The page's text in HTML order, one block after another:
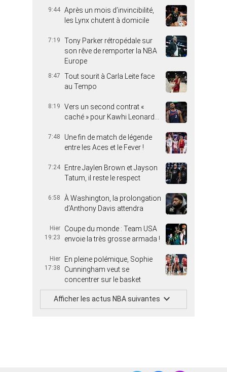
9:44 Après un mois d’invincibilité,
les Lynx chutent à domicile
7:19
Tony Parker rétropédale sur
son rêve de remporter la NBA
Europe
8:47
Tout sourit à Carla Leite face
au Tempo
8:19
Vers un second contrat «
caché » pour Kawhi Leonard…
7:48
Une fin de match de légende
entre les Aces et le Fever !
7:24
Entre Jaylen Brown et Jayson
Tatum, il reste le respect
6:58
À Washington, la prolongation
d’Anthony Davis attendra
Hier
19:23
Coupe du monde : Team USA
envoie la très grosse armada !
Hier
17:38
En pleine polémique, Sophie
Cunningham veut se
concentrer sur le basket
Afficher les actus NBA suivantes